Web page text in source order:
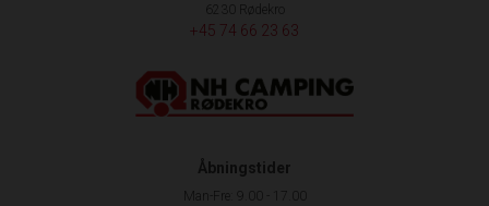
6230 Rødekro
+45 74 66 23 63
Åbningstider
Man-Fre: 9.00 - 17.00